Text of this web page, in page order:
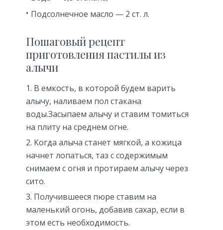
Подсолнечное масло — 2 ст. л.
Пошаговый рецепт
приготовления пастилы из
алычи
В емкость, в которой будем варить
алычу, наливаем пол стакана
воды.Засыпаем алычу и ставим томиться
на плиту на среднем огне.
Когда алыча станет мягкой, а кожица
начнет лопаться, таз с содержимым
снимаем с огня и протираем алычу через
сито.
Получившееся пюре ставим на
маленький огонь, добавив сахар, если в
этом есть необходимость.